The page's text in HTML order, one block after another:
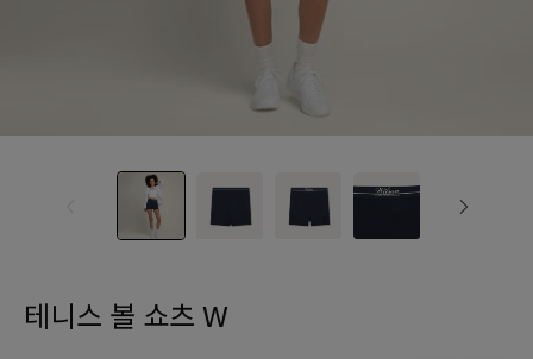
테니스 볼 쇼츠 W